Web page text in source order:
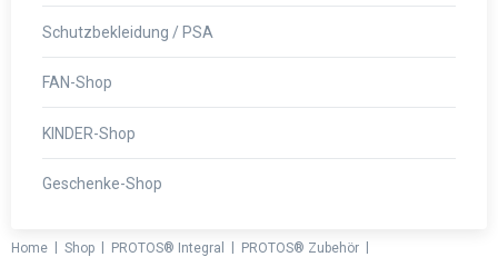
Schutzbekleidung / PSA
FAN-Shop
KINDER-Shop
Geschenke-Shop
Home Shop PROTOS® Integral PROTOS® Zubehör